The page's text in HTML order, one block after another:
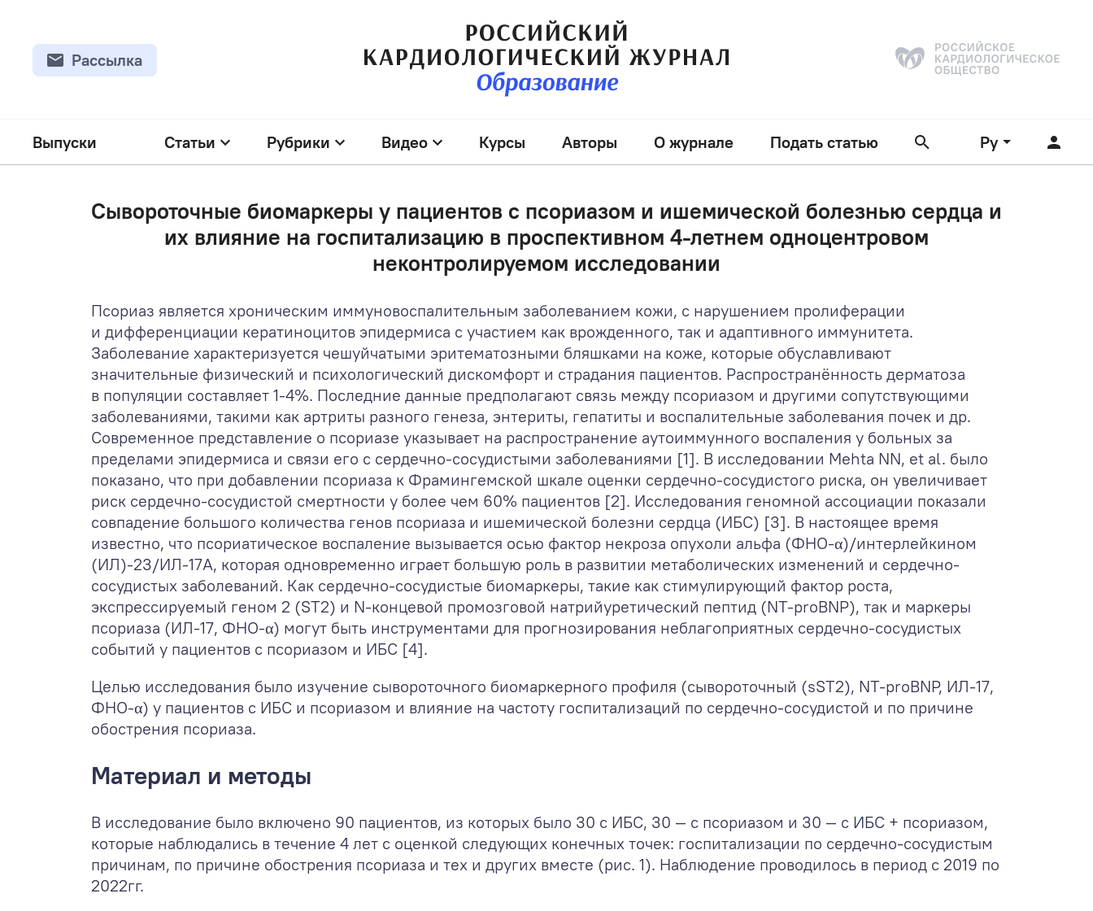
Рассылка
Выпуски Статьи Рубрики Видео Курсы Авторы О журнале Подать статью Ру
Сывороточные биомаркеры у пациентов с псориазом и ишемической болезнью сердца и
их влияние на госпитализацию в проспективном 4-летнем одноцентровом
неконтролируемом исследовании
Псориаз является хроническим иммуновоспалительным заболеванием кожи, с нарушением пролиферации
и дифференциации кератиноцитов эпидермиса с участием как врожденного, так и адаптивного иммунитета.
Заболевание характеризуется чешуйчатыми эритематозными бляшками на коже, которые обуславливают
значительные физический и психологический дискомфорт и страдания пациентов. Распространённость дерматоза
в популяции составляет 1-4%. Последние данные предполагают связь между псориазом и другими сопутствующими
заболеваниями, такими как артриты разного генеза, энтериты, гепатиты и воспалительные заболевания почек и др.
Современное представление о псориазе указывает на распространение аутоиммунного воспаления у больных за
пределами эпидермиса и связи его с сердечно-сосудистыми заболеваниями [1]. В исследовании Mehta NN, et al. было
показано, что при добавлении псориаза к Фрамингемской шкале оценки сердечно-сосудистого риска, он увеличивает
риск сердечно-сосудистой смертности у более чем 60% пациентов [2]. Исследования геномной ассоциации показали
совпадение большого количества генов псориаза и ишемической болезни сердца (ИБС) [3]. В настоящее время
известно, что псориатическое воспаление вызывается осью фактор некроза опухоли альфа (ФНО-α)/интерлейкином
(ИЛ)-23/ИЛ-17A, которая одновременно играет большую роль в развитии метаболических изменений и сердечно-
сосудистых заболеваний. Как сердечно-сосудистые биомаркеры, такие как стимулирующий фактор роста,
экспрессируемый геном 2 (ST2) и N-концевой промозговой натрийуретический пептид (NT-proBNP), так и маркеры
псориаза (ИЛ-17, ФНО-α) могут быть инструментами для прогнозирования неблагоприятных сердечно-сосудистых
событий у пациентов с псориазом и ИБС [4].
Целью исследования было изучение сывороточного биомаркерного профиля (сывороточный (sST2), NT-proBNP, ИЛ-17,
ФНО-α) у пациентов с ИБС и псориазом и влияние на частоту госпитализаций по сердечно-сосудистой и по причине
обострения псориаза.
Материал и методы
В исследование было включено 90 пациентов, из которых было 30 с ИБС, 30 — с псориазом и 30 — с ИБС + псориазом,
которые наблюдались в течение 4 лет с оценкой следующих конечных точек: госпитализации по сердечно-сосудистым
причинам, по причине обострения псориаза и тех и других вместе (рис. 1). Наблюдение проводилось в период с 2019 по
2022гг.